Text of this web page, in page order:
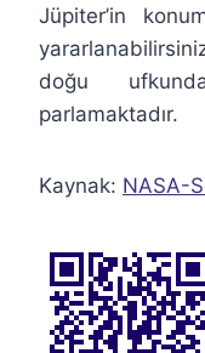
Jüpiter’in
doğu
parlamaktadır.
Kaynak: NASA-